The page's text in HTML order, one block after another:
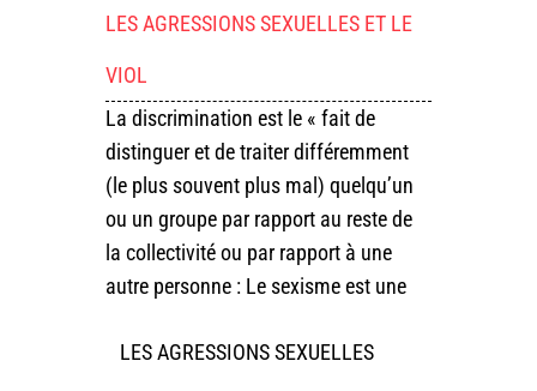
LES AGRESSIONS SEXUELLES ET LE
VIOL
La discrimination est le « fait de
distinguer et de traiter différemment
(le plus souvent plus mal) quelqu’un
ou un groupe par rapport au reste de
la collectivité ou par rapport à une
autre personne : Le sexisme est une
LES AGRESSIONS SEXUELLES